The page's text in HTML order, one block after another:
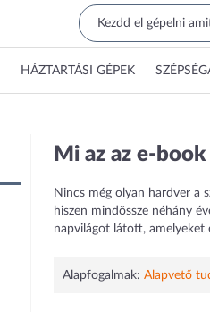
HÁZTARTÁSI GÉPEK
Mi az az e-
Nincs még olyan hardver a
hiszen mindössze néhány
napvilágot látott, amelyeket
Alapfogalmak:Alapvető